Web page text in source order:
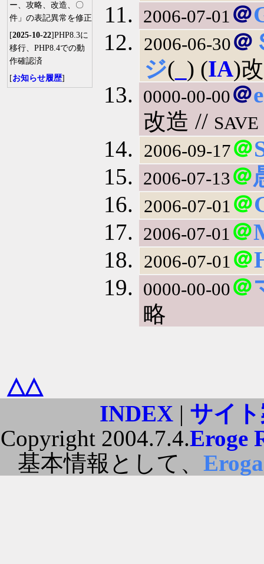
ー、攻略、改造、〇
件」の表記異常を修正
[2025-10-22]PHP8.3に
移行、PHP8.4での動
作確認済
[お知らせ履歴]
2006-07-01 ＠
2006-06-30＠
ジ( ) (IA)
0000-00-00＠
改造 // SAVE
2006-09-17＠
2006-07-13＠
2006-07-01 ＠
2006-07-01 ＠
2006-07-01 ＠
0000-00-00＠
略
△△
INDEX| サイ
Copyright 2004.7.4.Eroge
基本情報として、